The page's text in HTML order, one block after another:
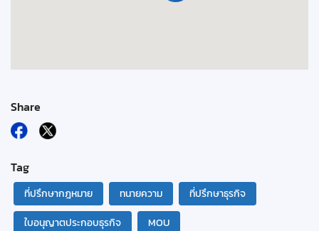
Share
Tag
ที่ปรึกษากฎหมาย ทนายความ
ที่ปรึกษาธุรกิจ
ใบอนุญาตประกอบธุรกิจ
MOU